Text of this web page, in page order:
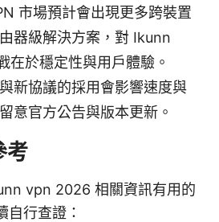
市場預計會出現更多跨裝置
器級解決方案，對 Ikunn
於穩定性與用戶體驗。
新協議的採用會影響速度與
意官方公告與版本更新。
考
vpn 2026 相關資訊有用的
自行查證：